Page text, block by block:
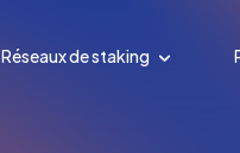
Réseaux de staking